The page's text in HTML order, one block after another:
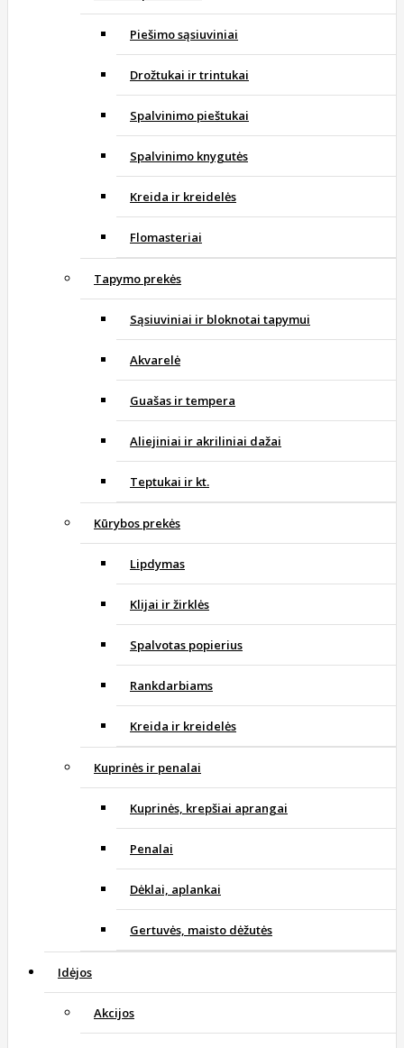
Piešimo sąsiuviniai
Drožtukai ir trintukai
Spalvinimo pieštukai
Spalvinimo knygutės
Kreida ir kreidelės
Flomasteriai
Tapymo prekės
Sąsiuviniai ir bloknotai tapymui
Akvarelė
Guašas ir tempera
Aliejiniai ir akriliniai dažai
Teptukai ir kt.
Kūrybos prekės
Lipdymas
Klijai ir žirklės
Spalvotas popierius
Rankdarbiams
Kreida ir kreidelės
Kuprinės ir penalai
Kuprinės, krepšiai aprangai
Penalai
Dėklai, aplankai
Gertuvės, maisto dėžutės
Idėjos
Akcijos